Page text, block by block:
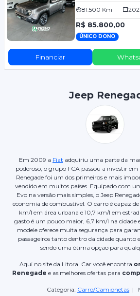
81.500 Km
R$ 85.800,00
ÚNICO DONO
Financiar
Jeep
Em 2009 a Fiat adquiriu uma parte da
poderoso, o grupo FCA passou a investir
Renegade foi um dos primeiros e mais
vendido em muitos países. Equipado com
Evo na versão mais simples, o Jeep
economia de combustível. O carro é capaz
km/l em área urbana e 10,7 km/l em
gasto é um pouco maior, 6,7 km/l na cidade
modele oferece muita segurança para
passageiros tanto dentro da cidade quanto
sendo uma ótima opção para
Aqui no site da Litoral Car você encontra
Renegade e as melhores ofertas para
Categoria: Carro/Camionetas |